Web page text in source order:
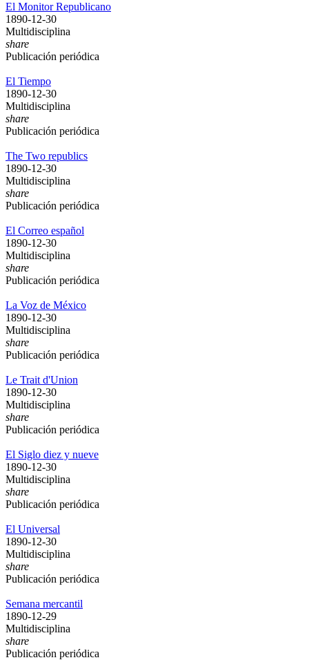
El Monitor Republicano
1890-12-30
Multidisciplina
share
Publicación periódica
El Tiempo
1890-12-30
Multidisciplina
share
Publicación periódica
The Two republics
1890-12-30
Multidisciplina
share
Publicación periódica
El Correo español
1890-12-30
Multidisciplina
share
Publicación periódica
La Voz de México
1890-12-30
Multidisciplina
share
Publicación periódica
Le Trait d'Union
1890-12-30
Multidisciplina
share
Publicación periódica
El Siglo diez y nueve
1890-12-30
Multidisciplina
share
Publicación periódica
El Universal
1890-12-30
Multidisciplina
share
Publicación periódica
Semana mercantil
1890-12-29
Multidisciplina
share
Publicación periódica